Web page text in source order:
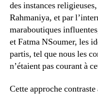
des instances
Rahmaniya, et par
maraboutiques
et Fatma NSoumer, les
partis, tel que nous les
n’étaient pas courant à
Cette approche